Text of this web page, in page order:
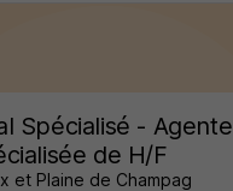
Spécialisé - Agente
de H/F
et Plaine de Champag